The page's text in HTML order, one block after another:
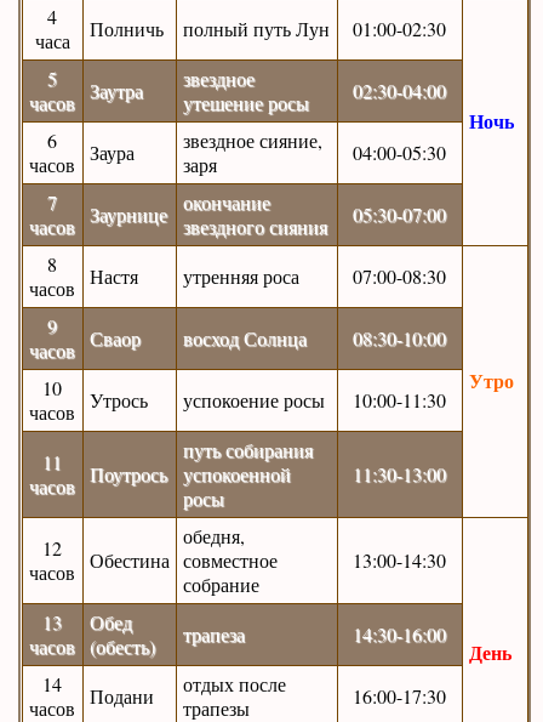
4
часа
Полничь полный путь Лун 01:00-02:30
Ночь
5
часов Заутра
звездное
утешение росы
02:30-04:00
6
часов
Заура
звездное сияние,
заря
04:00-05:30
7
часов Заурнице
окончание
звездного сияния
05:30-07:00
8
часов
Настя утренняя роса 07:00-08:30
Утро
9
часов Сваор восход Солнца
08:30-10:00
10
часов
Утрось успокоение росы 10:00-11:30
11
часов Поутрось
путь собирания
успокоенной
росы
11:30-13:00
12
часов
Обестина
обедня,
совместное
собрание
13:00-14:30
День
13
часов
Обед
(обесть)
трапеза
14:30-16:00
14
часов
Подани
отдых после
трапезы
16:00-17:30